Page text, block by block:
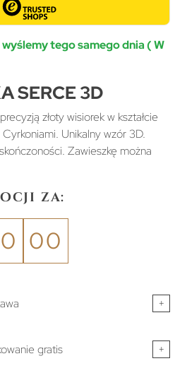
tego samego dnia ( W
SERCE 3D
złoty wisiorek w kształcie
Unikalny wzór 3D.
Zawieszkę można
za:
00
+
gratis +